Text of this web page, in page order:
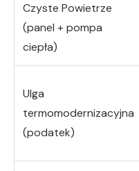
Czyste Powietrze
(panel + pompa
ciepła)
Ulga
termomodernizacyjna
(podatek)